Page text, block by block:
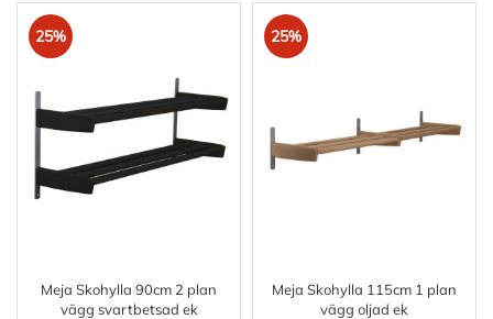
25%
Meja Skohylla 90cm 2 plan
vägg svartbetsad ek
25%
Meja Skohylla 115cm 1 plan
vägg oljad ek